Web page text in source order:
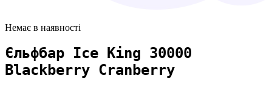
Немає в наявності
Єльфбар Ice King 30000
Blackberry Cranberry